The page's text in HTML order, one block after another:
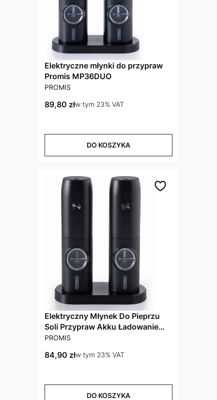
Elektryczne młynki do przypraw
Promis MP36DUO
PRODUCENT
PROMIS
Cena brutto
89,80 złw tym %s VAT
w tym 23% VAT
DO KOSZYKA
Elektryczny Młynek Do Pieprzu
Soli Przypraw Akku Ładowanie
USB Zestaw 2 Szt
PRODUCENT
PROMIS
Cena brutto
84,90 złw tym %s VAT
w tym 23% VAT
DO KOSZYKA